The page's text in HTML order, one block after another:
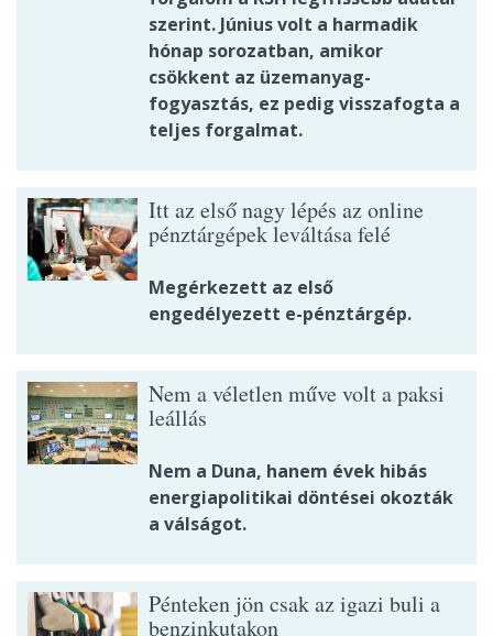
szerint. Június volt a harmadik
hónap sorozatban, amikor
csökkent az üzemanyag-
fogyasztás, ez pedig visszafogta a
teljes forgalmat.
Itt az első nagy lépés az online
pénztárgépek leváltása felé
Megérkezett az első
engedélyezett e-pénztárgép.
Nem a véletlen műve volt a paksi
leállás
Nem a Duna, hanem évek hibás
energiapolitikai döntései okozták
a válságot.
Pénteken jön csak az igazi buli a
benzinkutakon